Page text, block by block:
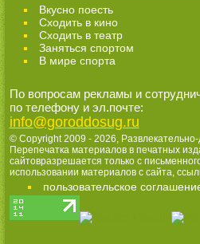
Вкусно поесть
Сходить в кино
Cходить в театр
Заняться спортом
В мире спорта
По вопросам рекламы и
по телефону и эл.почте:
info@goroddosug.ru
© Copyright 2009 - 2026,
Перепечатка материалов в печатных
сайтовразрешается только с
использовании материалов с сайта,
пользовательское